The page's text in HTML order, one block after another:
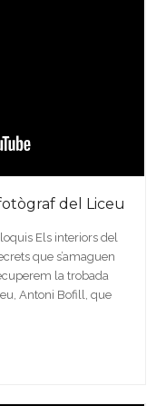
del Liceu
Els interiors del
que s’amaguen
la trobada
Antoni Bofill, que